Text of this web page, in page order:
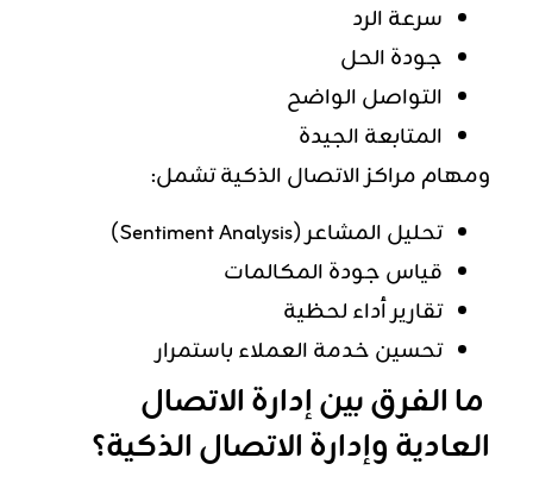
سرعة الرد
جودة الحل
التواصل الواضح
المتابعة الجيدة
ومهام مراكز الاتصال الذكية تشمل:
تحليل المشاعر (Sentiment Analysis)
قياس جودة المكالمات
تقارير أداء لحظية
تحسين خدمة العملاء باستمرار
ما الفرق بين إدارة الاتصال
العادية وإدارة الاتصال الذكية؟